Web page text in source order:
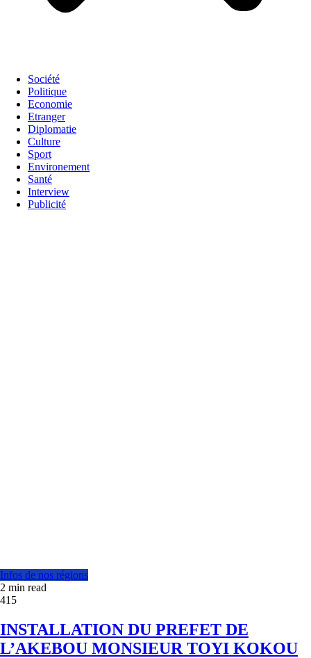
Société
Politique
Economie
Etranger
Diplomatie
Culture
Sport
Environement
Santé
Interview
Publicité
Infos de nos régions
2 min read
415
INSTALLATION DU PREFET DE
L’AKEBOU MONSIEUR TOYI KOKOU